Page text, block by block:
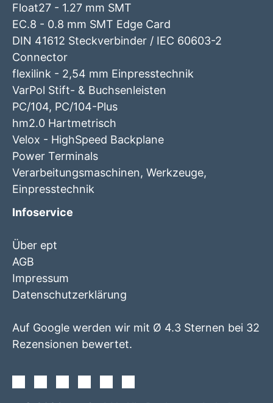
Float27 - 1.27 mm SMT
EC.8 - 0.8 mm SMT Edge Card
DIN 41612 Steckverbinder / IEC 60603-2
Connector
flexilink - 2,54 mm Einpresstechnik
VarPol Stift- & Buchsenleisten
PC/104, PC/104-Plus
hm2.0 Hartmetrisch
Velox - HighSpeed Backplane
Power Terminals
Verarbeitungsmaschinen, Werkzeuge,
Einpresstechnik
Infoservice
Über ept
AGB
Impressum
Datenschutzerklärung
Auf Google werden wir mit Ø 4.3 Sternen bei 32
Rezensionen bewertet.